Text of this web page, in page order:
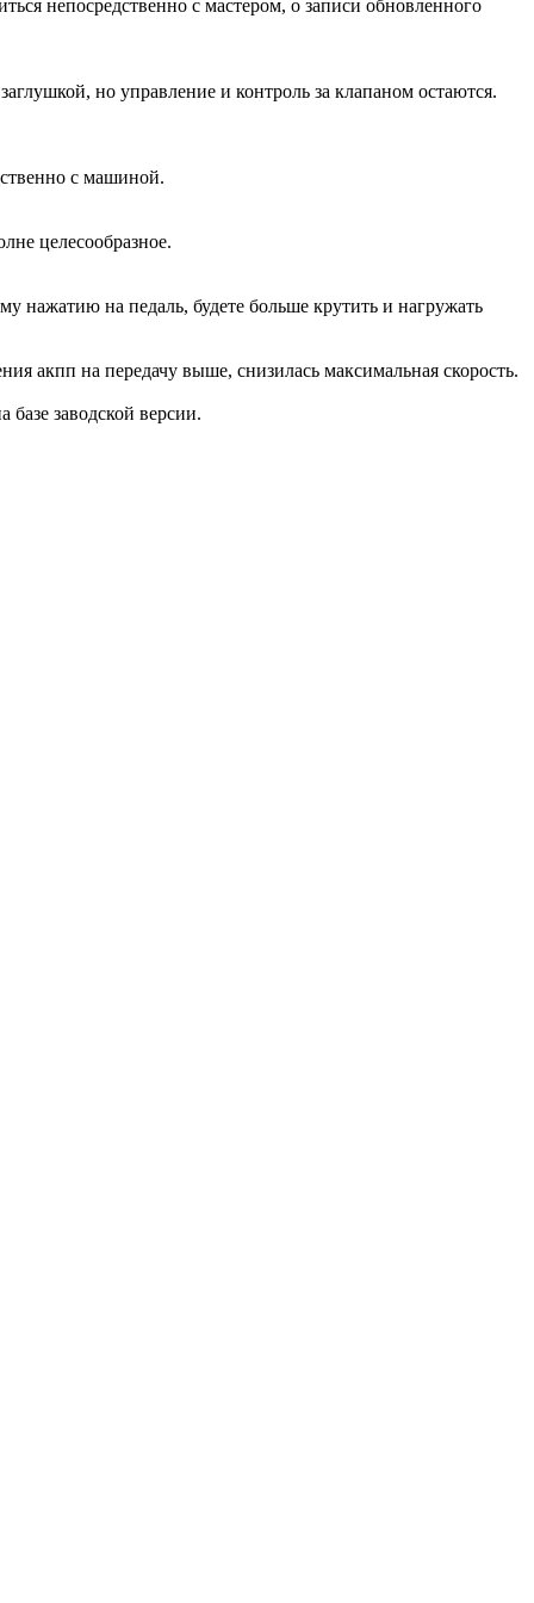
непосредственно с мастером, о записи обновленного
но управление и контроль за клапаном остаются.
с машиной.
целесообразное.
нажатию на педаль, будете больше крутить и нагружать
акпп на передачу выше, снизилась максимальная скорость.
базе заводской версии.